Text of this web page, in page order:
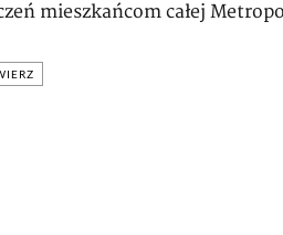
mieszkańcom całej